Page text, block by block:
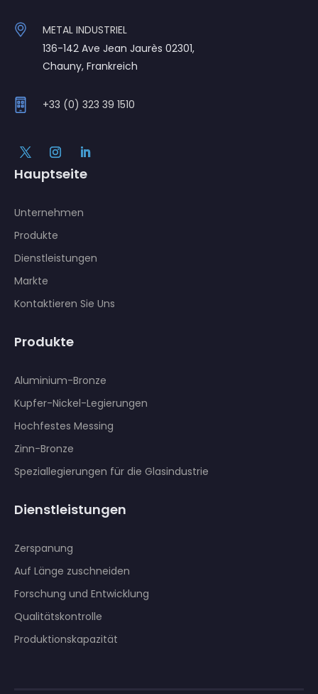
METAL INDUSTRIEL
136-142 Ave Jean Jaurès 02301,
Chauny, Frankreich
+33 (0) 323 39 1510
Hauptseite
Unternehmen
Produkte
Dienstleistungen
Markte
Kontaktieren Sie Uns
Produkte
Aluminium-Bronze
Kupfer-Nickel-Legierungen
Hochfestes Messing
Zinn-Bronze
Speziallegierungen für die Glasindustrie
Dienstleistungen
Zerspanung
Auf Länge zuschneiden
Forschung und Entwicklung
Qualitätskontrolle
Produktionskapazität